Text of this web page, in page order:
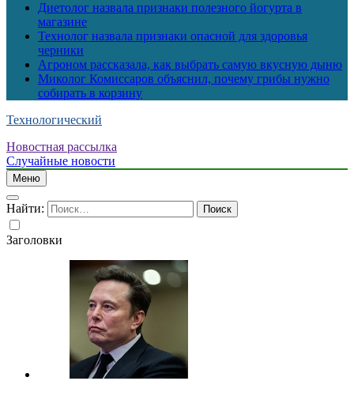
Диетолог назвала признаки полезного йогурта в
магазине
Технолог назвала признаки опасной для здоровья
черники
Агроном рассказала, как выбрать самую вкусную дыню
Миколог Комиссаров объяснил, почему грибы нужно
собирать в корзину
Технологический
Новостная рассылка
Случайные новости
Меню
Найти:
Заголовки